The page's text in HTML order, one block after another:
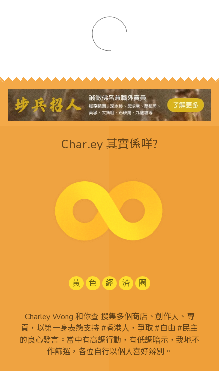
Charley 其實係咩?
黃 色 經 濟 圈
Charley Wong 和你查 搜集多個商店、創作人、專
頁，以第一身表態支持 #香港人，爭取 #自由 #民主
的良心發言。當中有高調行動，有低調暗示，我地不
作篩選，各位自行以個人喜好辨別。